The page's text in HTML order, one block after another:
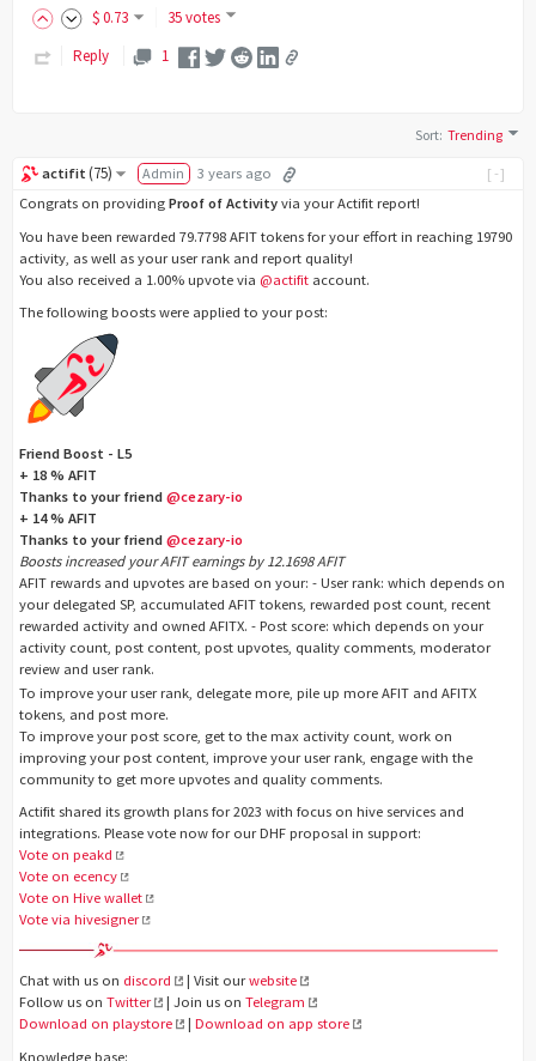
$0.73
35 votes
Reply
1
Sort:Trending
[-]
actifit (75) Admin
3 years ago
Congrats on providing Proof of Activity via your Actifit report!
You have been rewarded 79.7798 AFIT tokens for your effort in reaching 19790
activity, as well as your user rank and report quality!
You also received a 1.00% upvote via @actifit account.
The following boosts were applied to your post:
Friend Boost - L5
+ 18 % AFIT
Thanks to your friend @cezary-io
+ 14 % AFIT
Thanks to your friend @cezary-io
Boosts increased your AFIT earnings by 12.1698 AFIT
AFIT rewards and upvotes are based on your: - User rank: which depends on
your delegated SP, accumulated AFIT tokens, rewarded post count, recent
rewarded activity and owned AFITX. - Post score: which depends on your
activity count, post content, post upvotes, quality comments, moderator
review and user rank.
To improve your user rank, delegate more, pile up more AFIT and AFITX
tokens, and post more.
To improve your post score, get to the max activity count, work on
improving your post content, improve your user rank, engage with the
community to get more upvotes and quality comments.
Actifit shared its growth plans for 2023 with focus on hive services and
integrations. Please vote now for our DHF proposal in support:
Vote on peakd
Vote on ecency
Vote on Hive wallet
Vote via hivesigner
Chat with us on discord | Visit ourwebsite
Follow us on Twitter | Join us onTelegram
Download on playstore
|Download on app store
Knowledge base: